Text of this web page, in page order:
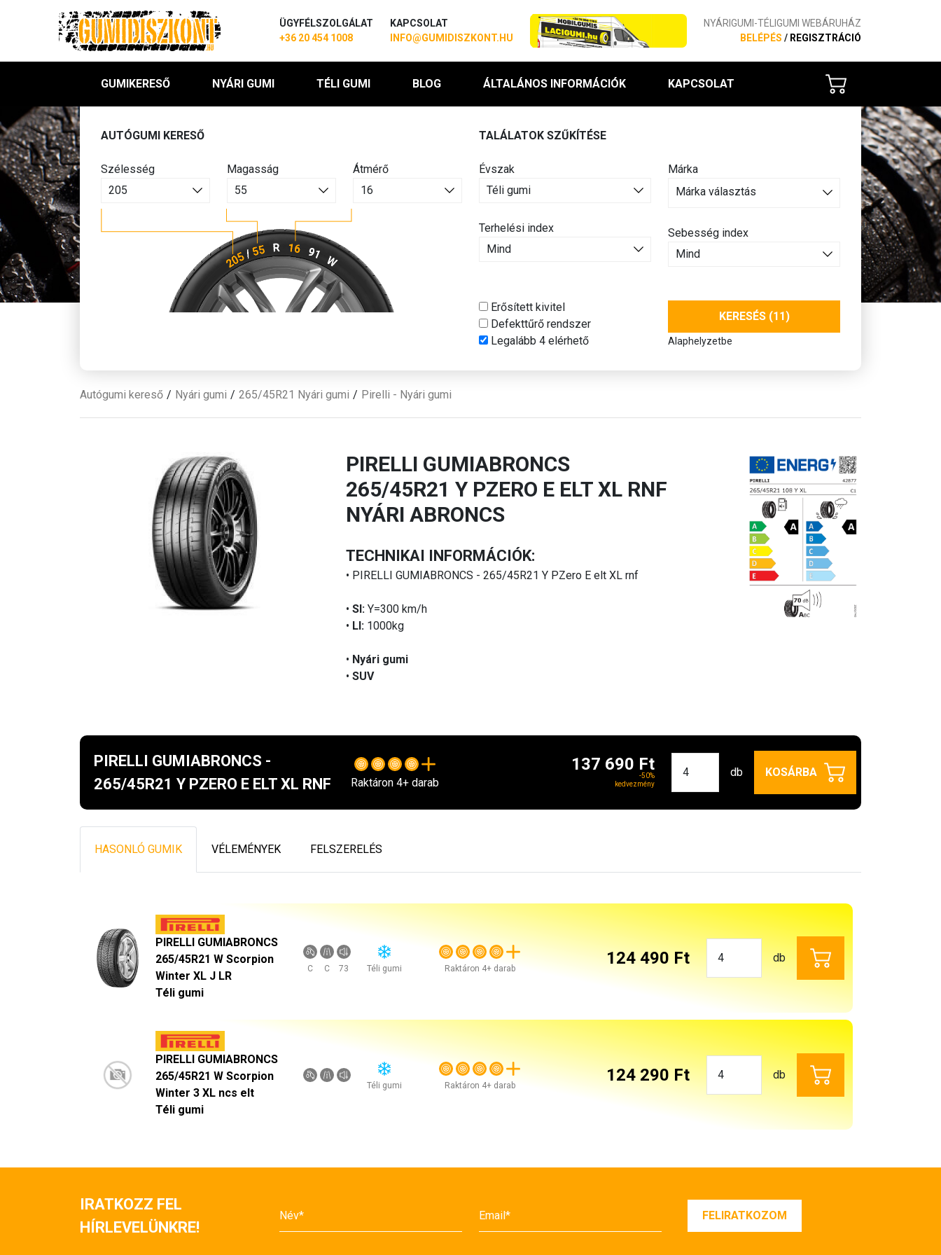
ÜGYFÉLSZOLGÁLAT
+36 20 454 1008
KAPCSOLAT
INFO@GUMIDISZKONT.HU
NYÁRIGUMI-TÉLIGUMI WEBÁRUHÁZ
BELÉPÉS / REGISZTRÁCIÓ
GUMIKERESŐ NYÁRI GUMI TÉLI GUMI BLOG ÁLTALÁNOS INFORMÁCIÓK KAPCSOLAT
AUTÓGUMI KERESŐ
Szélesség Magasság Átmérő
TALÁLATOK SZŰKÍTÉSE
Évszak
Terhelési index
Márka
Márka választás
Sebesség index
Erősített kivitel
Defekttűrő rendszer
Legalább 4 elérhető
KERESÉS (11)
Alaphelyzetbe
Autógumi kereső Nyári gumi 265/45R21 Nyári gumi Pirelli - Nyári gumi
PIRELLI GUMIABRONCS
265/45R21 Y PZERO E ELT XL RNF
NYÁRI ABRONCS
TECHNIKAI INFORMÁCIÓK:
• PIRELLI GUMIABRONCS - 265/45R21 Y PZero E elt XL rnf
• SI: Y=300 km/h
• LI: 1000kg
• Nyári gumi
• SUV
PIRELLI GUMIABRONCS -
265/45R21 Y PZERO E ELT XL RNF
Raktáron 4+ darab
137 690 Ft
-50%
kedvezmény
db KOSÁRBA
HASONLÓ GUMIK VÉLEMÉNYEK FELSZERELÉS
PIRELLI GUMIABRONCS
265/45R21 W Scorpion
Winter XL J LR
Téli gumi
C C 73 Téli gumi Raktáron 4+ darab
124 490 Ft db
PIRELLI GUMIABRONCS
265/45R21 W Scorpion
Winter 3 XL ncs elt
Téli gumi
Téli gumi Raktáron 4+ darab
124 290 Ft db
IRATKOZZ FEL
HÍRLEVELÜNKRE!